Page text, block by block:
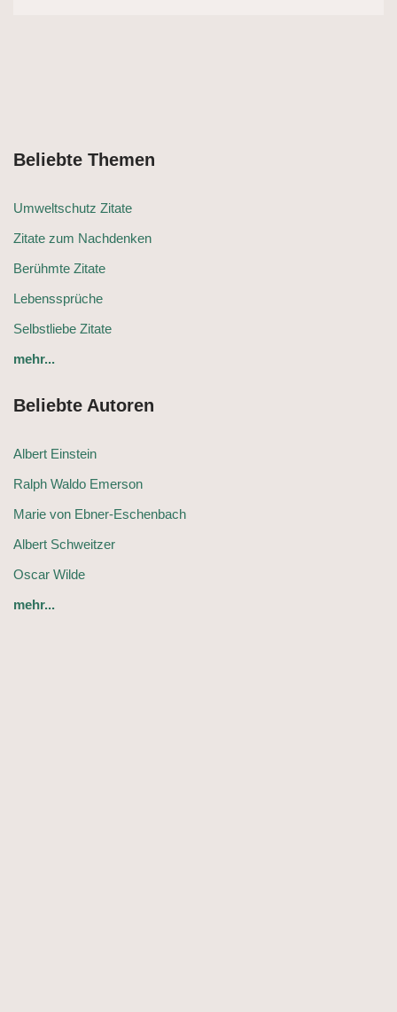
Beliebte Themen
Umweltschutz Zitate
Zitate zum Nachdenken
Berühmte Zitate
Lebenssprüche
Selbstliebe Zitate
mehr...
Beliebte Autoren
Albert Einstein
Ralph Waldo Emerson
Marie von Ebner-Eschenbach
Albert Schweitzer
Oscar Wilde
mehr...